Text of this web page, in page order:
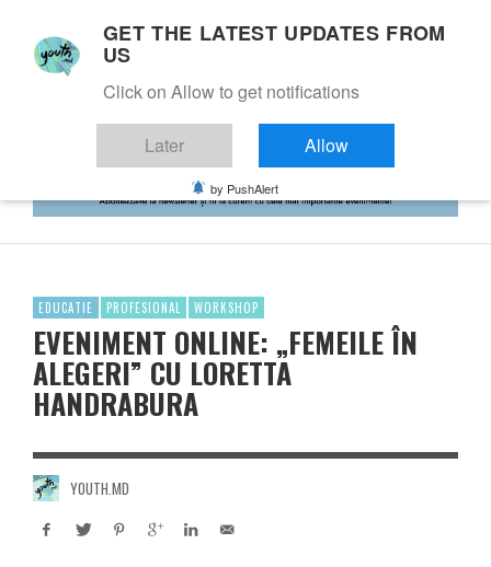
EDUCATIE PROFESIONAL WORKSHOP
EVENIMENT ONLINE: „FEMEILE ÎN
ALEGERI” CU LORETTA
HANDRABURA
YOUTH.MD
GET THE LATEST UPDATES FROM
US
Click on Allow to get notifications
Later Allow
by PushAlert